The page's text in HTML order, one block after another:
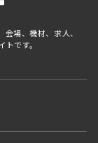
場、機材、求人、
です。